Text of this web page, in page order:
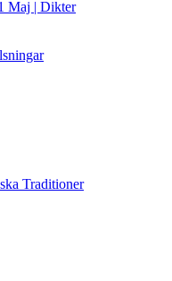
Maj | Dikter
Traditioner